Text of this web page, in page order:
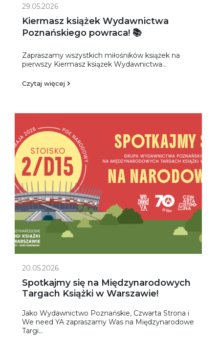
29.05.2026
Kiermasz książek Wydawnictwa
Poznańskiego powraca! 📚
Zapraszamy wszystkich miłośników książek na
pierwszy Kiermasz książek Wydawnictwa...
Czytaj więcej
20.05.2026
Spotkajmy się na Międzynarodowych
Targach Książki w Warszawie!
Jako Wydawnictwo Poznańskie, Czwarta Strona i
We need YA zapraszamy Was na Międzynarodowe
Targi...